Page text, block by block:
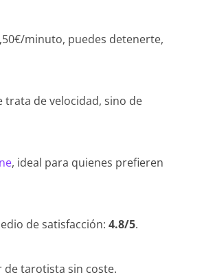
minuto, puedes detenerte,
de velocidad, sino de
, ideal para quienes prefieren
de satisfacción: 4.8/5.
de tarotista sin coste.